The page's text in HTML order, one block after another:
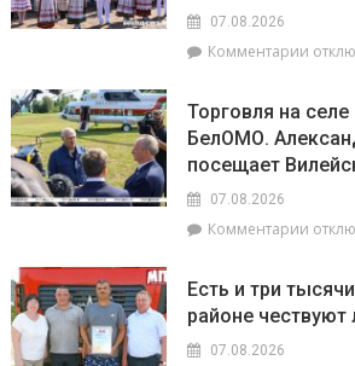
уголок
07.08.2026
Комментарии к
из
и
«Зов
Торговля на
БелОМО.
посещает
07.08.2026
Комментарии к
на
селе
Есть и три
районе
07.08.2026